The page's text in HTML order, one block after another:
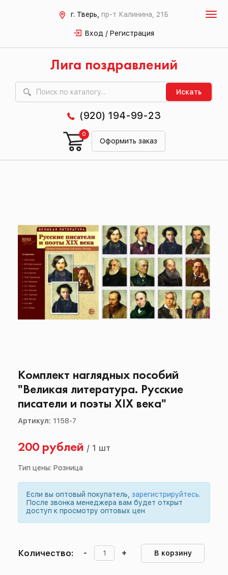
г. Тверь, пр-т Калинина, 21Б
Вход / Регистрация
Лига поздравлений
Искать
(920) 194-99-23
Оформить заказ
0
Комплект наглядных пособий
"Великая литература. Русские
писатели и поэты XIX века"
Артикул: 1158-7
200 рублей / 1 шт
Тип цены: Розница
Если вы оптовый покупатель, зарегистрируйтесь.
После звонка менеджера вам будет открыт
доступ к просмотру оптовых цен
Количество: - + В корзину